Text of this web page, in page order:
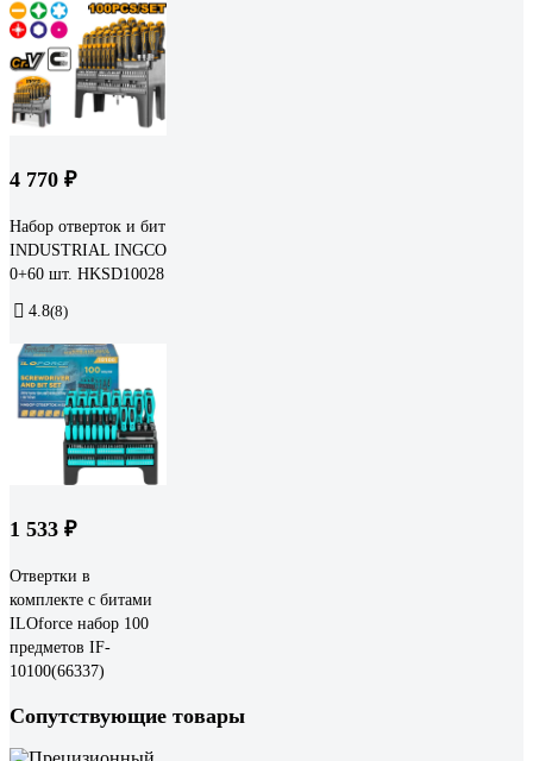
4 770 ₽
Набор отверток и бит
INDUSTRIAL INGCO
0+60 шт. HKSD10028
4.8(8)
1 533 ₽
Отвертки в
комплекте с битами
ILOforcе набор 100
предметов IF-
10100(66337)
Сопутствующие товары